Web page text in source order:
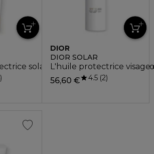
solaire visage spf 50 - haute
DIOR
DIOR SOLAR
L'huile protectrice visage
56,60 €
4.5 2